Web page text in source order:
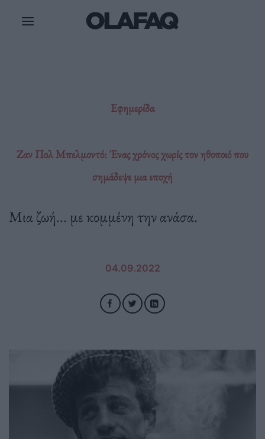
Εφημερίδα
Ζαν Πολ Μπελμοντό: Ένας χρόνος χωρίς τον ηθοποιό που
σημάδεψε μια εποχή
Μια ζωή... με κομμένη την ανάσα.
04.09.2022